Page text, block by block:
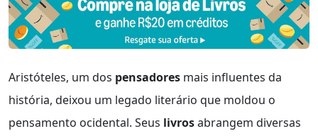
Aristóteles, um dos pensadores mais influentes da
história, deixou um legado literário que moldou o
pensamento ocidental. Seus livrosabrangem diversas